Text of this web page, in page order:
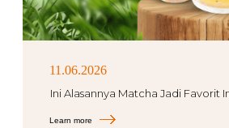
11.06.2026
Ini Alasannya Matcha Jadi Favorit
Learn more